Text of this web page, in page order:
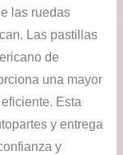
las ruedas
Las pastillas
de
una mayor
Esta
y entrega
y